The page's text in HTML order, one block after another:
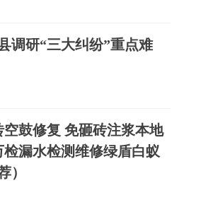
调研“三大纠纷”重点难
鼓修复 免砸砖注浆本地
漏水检测维修绿盾白蚁
）